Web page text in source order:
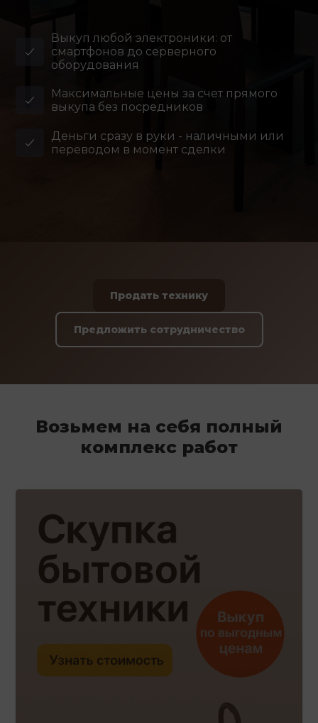
Выкуп любой электроники: от
смартфонов до серверного
оборудования
Максимальные цены за счет прямого
выкупа без посредников
Деньги сразу в руки - наличными или
переводом в момент сделки
Продать технику
Предложить сотрудничество
Возьмем на себя полный
комплекс работ